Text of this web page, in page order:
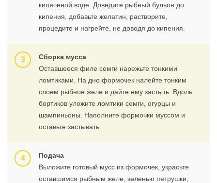
кипяченой воде. Доведите рыбный бульон до
кипения, добавьте желатин, растворите,
процедите и нагрейте, не доводя до кипения.
Сборка мусса
Оставшееся филе семги нарежьте тонкими
ломтиками. На дно формочек налейте тонким
слоем рыбное желе и дайте ему застыть. Вдоль
бортиков уложите ломтики семги, огурцы и
шампиньоны. Наполните формочки муссом и
оставьте застывать.
Подача
Выложите готовый мусс из формочек, украсьте
оставшимся рыбным желе, зеленью петрушки,